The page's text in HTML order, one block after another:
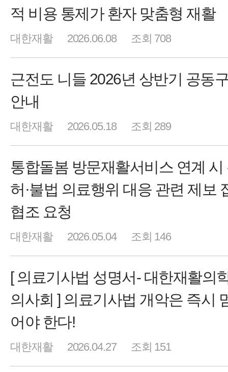
적 비용 통제가 환자 맞춤형 재활
대한재활 2026.06.08 조회 708
근전도 니들 2026년 상반기 공동
안내
대한재활 2026.05.18 조회 289
통합돌봄 방문재활서비스 연계 시
허·불법 의료행위 대응 관련 제보
협조 요청
대한재활 2026.05.04 조회 146
[ 의료기사법 성명서- 대한재활의
의사회 ] 의료기사법 개악은 즉시
어야 한다!
대한재활 2026.04.27 조회 151